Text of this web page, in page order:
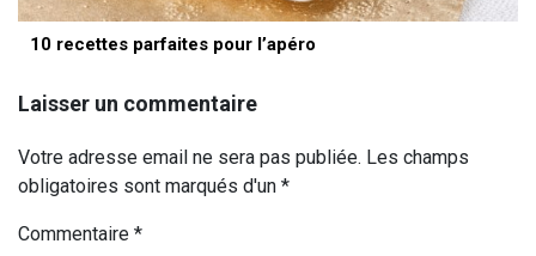
10 recettes parfaites pour l’apéro
Laisser un commentaire
Votre adresse email ne sera pas publiée. Les champs
obligatoires sont marqués d'un *
Commentaire *